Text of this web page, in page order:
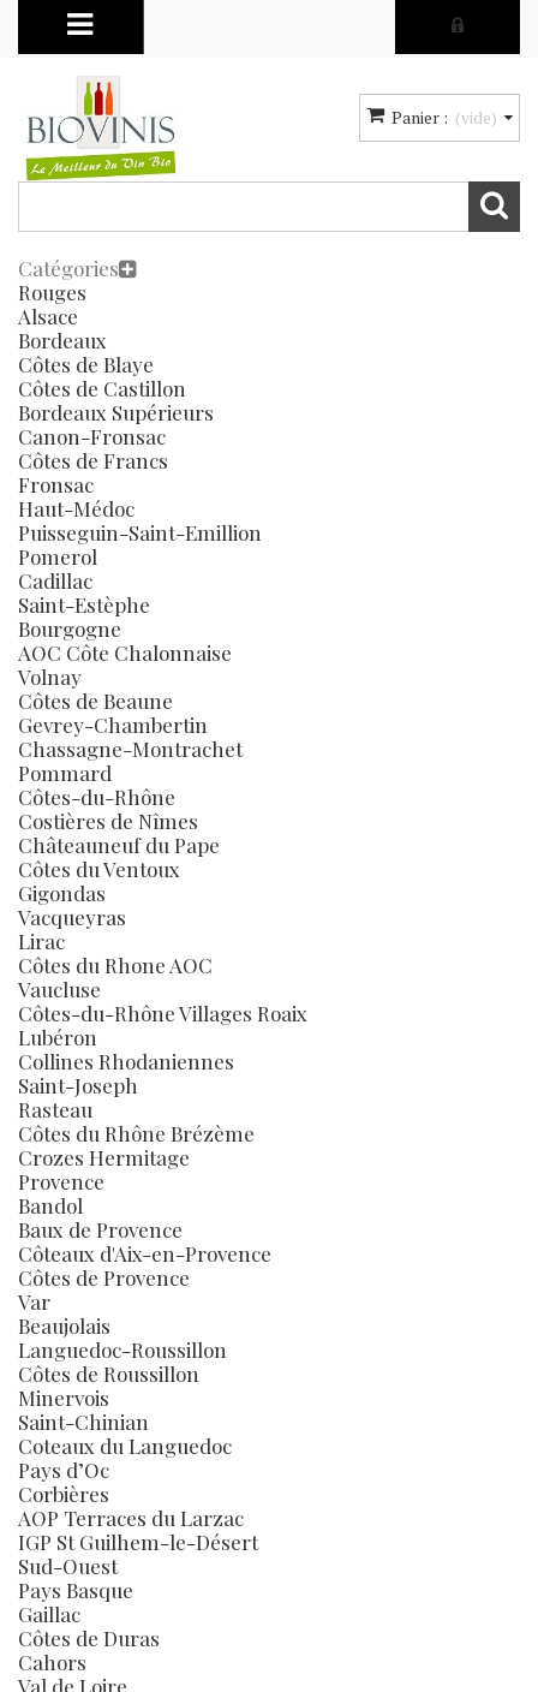
Catégories
Rouges
Alsace
Bordeaux
Côtes de Blaye
Côtes de Castillon
Bordeaux Supérieurs
Canon-Fronsac
Côtes de Francs
Fronsac
Haut-Médoc
Puisseguin-Saint-Emillion
Pomerol
Cadillac
Saint-Estèphe
Bourgogne
AOC Côte Chalonnaise
Volnay
Côtes de Beaune
Gevrey-Chambertin
Chassagne-Montrachet
Pommard
Côtes-du-Rhône
Costières de Nîmes
Châteauneuf du Pape
Côtes du Ventoux
Gigondas
Vacqueyras
Lirac
Côtes du Rhone AOC
Vaucluse
Côtes-du-Rhône Villages Roaix
Lubéron
Collines Rhodaniennes
Saint-Joseph
Rasteau
Côtes du Rhône Brézème
Crozes Hermitage
Provence
Bandol
Baux de Provence
Côteaux d'Aix-en-Provence
Côtes de Provence
Var
Beaujolais
Languedoc-Roussillon
Côtes de Roussillon
Minervois
Saint-Chinian
Coteaux du Languedoc
Pays d’Oc
Corbières
AOP Terraces du Larzac
IGP St Guilhem-le-Désert
Sud-Ouest
Pays Basque
Gaillac
Côtes de Duras
Cahors
Val de Loire
Panier : (vide)